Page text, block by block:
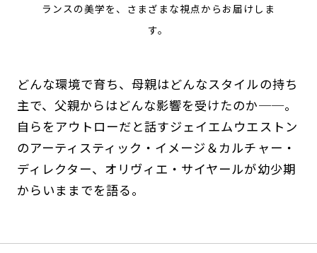
ランスの美学を、さまざまな視点からお届けしま
す。
どんな環境で育ち、母親はどんなスタイルの持ち
主で、父親からはどんな影響を受けたのか──。
自らをアウトローだと話すジェイエムウエストン
のアーティスティック・イメージ＆カルチャー・
ディレクター、オリヴィエ・サイヤールが幼少期
からいままでを語る。